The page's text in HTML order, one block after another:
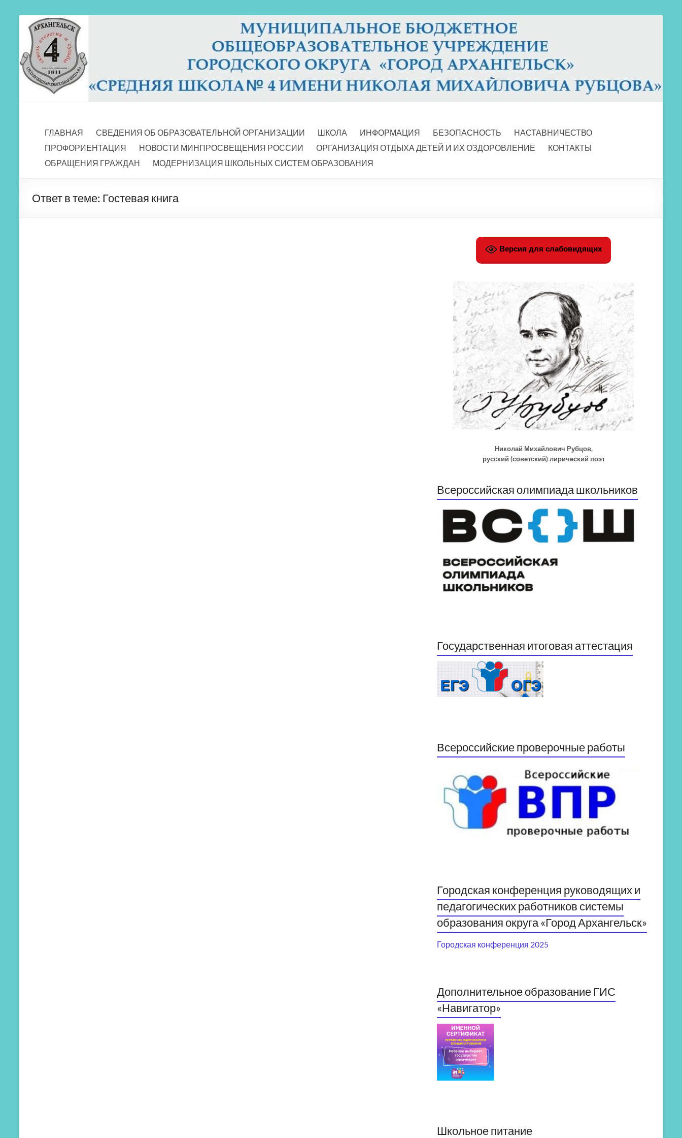
Перейти
содержимому
МБОУ СШ 4
ГЛАВНАЯ
СВЕДЕНИЯ ОБ ОБРАЗОВАТЕЛЬНОЙ ОРГАНИЗАЦИИ ШКОЛА ИНФОРМАЦИЯ БЕЗОПАСНОСТЬ
НАСТАВНИЧЕСТВО
ПРОФОРИЕНТАЦИЯ
НОВОСТИ МИНПРОСВЕЩЕНИЯ РОССИИ ОРГАНИЗАЦИЯ ОТДЫХА ДЕТЕЙ И ИХ ОЗДОРОВЛЕНИЕ
КОНТАКТЫ
ОБРАЩЕНИЯ ГРАЖДАН
МОДЕРНИЗАЦИЯ ШКОЛЬНЫХ СИСТЕМ ОБРАЗОВАНИЯ
Ответ в теме: Гостевая книга
Версия для слабовидящих
Николай Михайлович Рубцов,
русский (советский) лирический поэт
Всероссийская олимпиада школьников
Государственная итоговая аттестация
Всероссийские проверочные работы
Городская конференция руководящих и
педагогических работников системы
образования округа «Город Архангельск»
Городская конференция 2025
Дополнительное образование ГИС
«Навигатор»
Школьное питание